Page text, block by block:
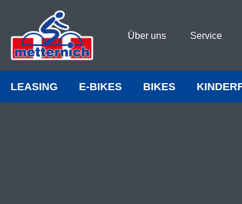
Über uns Service
LEASING E-BIKES BIKES